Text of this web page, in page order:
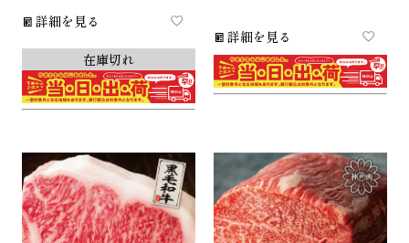
詳細を見る
在庫切れ
詳細を見る